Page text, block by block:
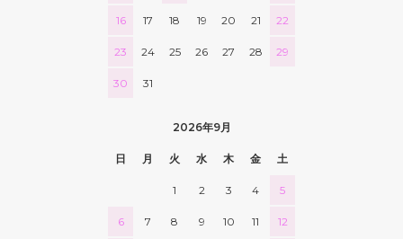
16 17 18 19 20 21 22
23 24 25 26 27 28 29
30 31
2026年9月
日 月 火 水 木 金 土
1 2 3 4 5
6 7 8 9 10 11 12